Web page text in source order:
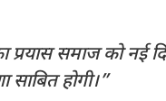
समाज को नई
साबित होगी।”